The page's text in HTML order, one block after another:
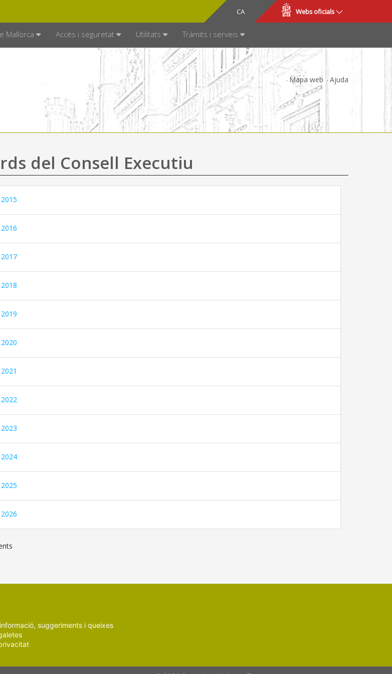
CA
ES Webs oficials
Mallorca Accés i seguretat Utilitats Tràmits i serveis
Mapa web Ajuda
del Consell Executiu
2015
2016
2017
2018
2019
2020
2021
2022
2023
2024
2025
2026
suggeriments i queixes